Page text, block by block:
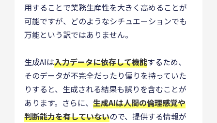
用することで業務生産性を大きく高めることが
可能ですが、どのようなシチュエーションでも
万能という訳ではありません。
生成AIは入力データに依存して機能するため、
そのデータが不完全だったり偏りを持っていた
りすると、生成される結果も誤りを含むことが
あります。さらに、 生成AIは人間の倫理感覚や
判断能力を有していないので、提供する情報が